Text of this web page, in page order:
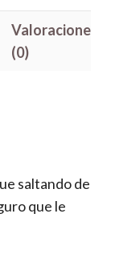
Valoraciones
(0)
saltando de
que le